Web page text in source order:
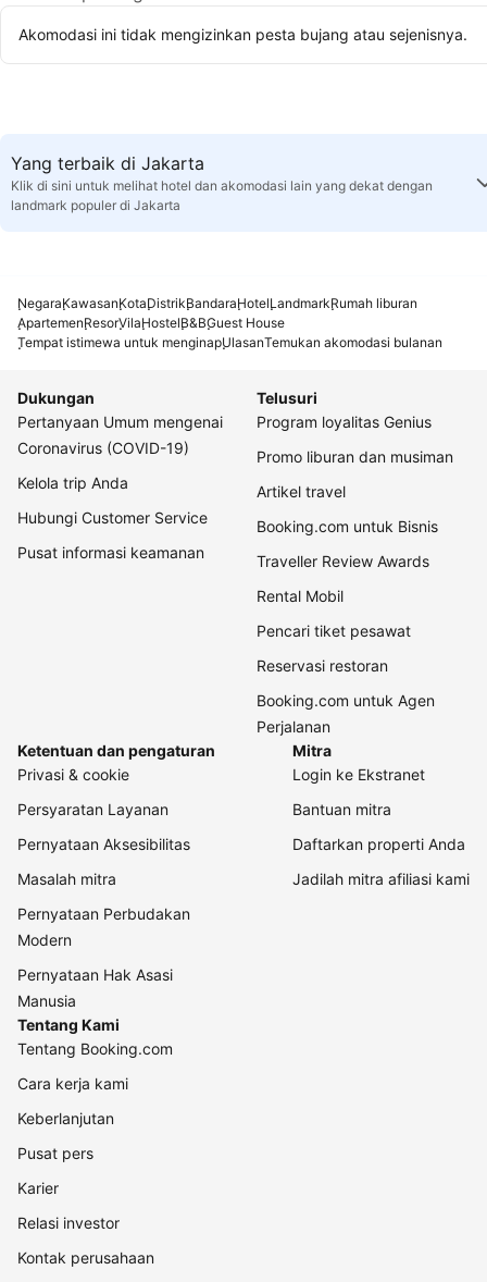
Akomodasi ini tidak mengizinkan pesta bujang atau sejenisnya.
Yang terbaik di Jakarta
Klik di sini untuk melihat hotel dan akomodasi lain yang dekat dengan
landmark populer di Jakarta
NegaraKawasanKotaDistrikBandaraHotelLandmarkRumah liburan
ApartemenResorVilaHostelB&BGuest House
Tempat istimewa untuk menginapUlasanTemukan akomodasi bulanan
Dukungan
Pertanyaan Umum mengenai
Coronavirus (COVID-19)
Kelola trip Anda
Hubungi Customer Service
Pusat informasi keamanan
Telusuri
Program loyalitas Genius
Promo liburan dan musiman
Artikel travel
Booking.com untuk Bisnis
Traveller Review Awards
Rental Mobil
Pencari tiket pesawat
Reservasi restoran
Booking.com untuk Agen
Perjalanan
Ketentuan dan pengaturan
Privasi & cookie
Persyaratan Layanan
Pernyataan Aksesibilitas
Masalah mitra
Pernyataan Perbudakan
Modern
Pernyataan Hak Asasi
Manusia
Mitra
Login ke Ekstranet
Bantuan mitra
Daftarkan properti Anda
Jadilah mitra afiliasi kami
Tentang Kami
Tentang Booking.com
Cara kerja kami
Keberlanjutan
Pusat pers
Karier
Relasi investor
Kontak perusahaan